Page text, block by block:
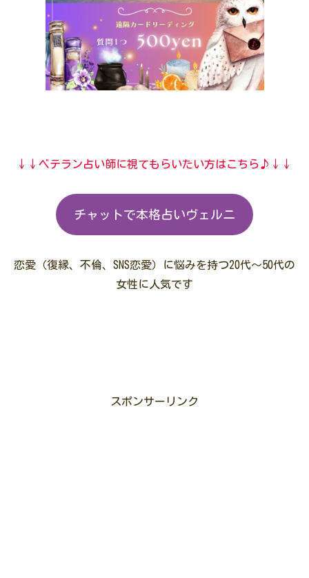
↓↓ベテラン占い師に視てもらいたい方はこちら♪↓↓
チャットで本格占いヴェルニ
恋愛（復縁、不倫、SNS恋愛）に悩みを持つ20代～50代の
女性に人気です
スポンサーリンク